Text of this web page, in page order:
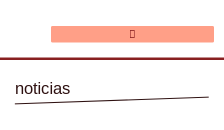
noticias